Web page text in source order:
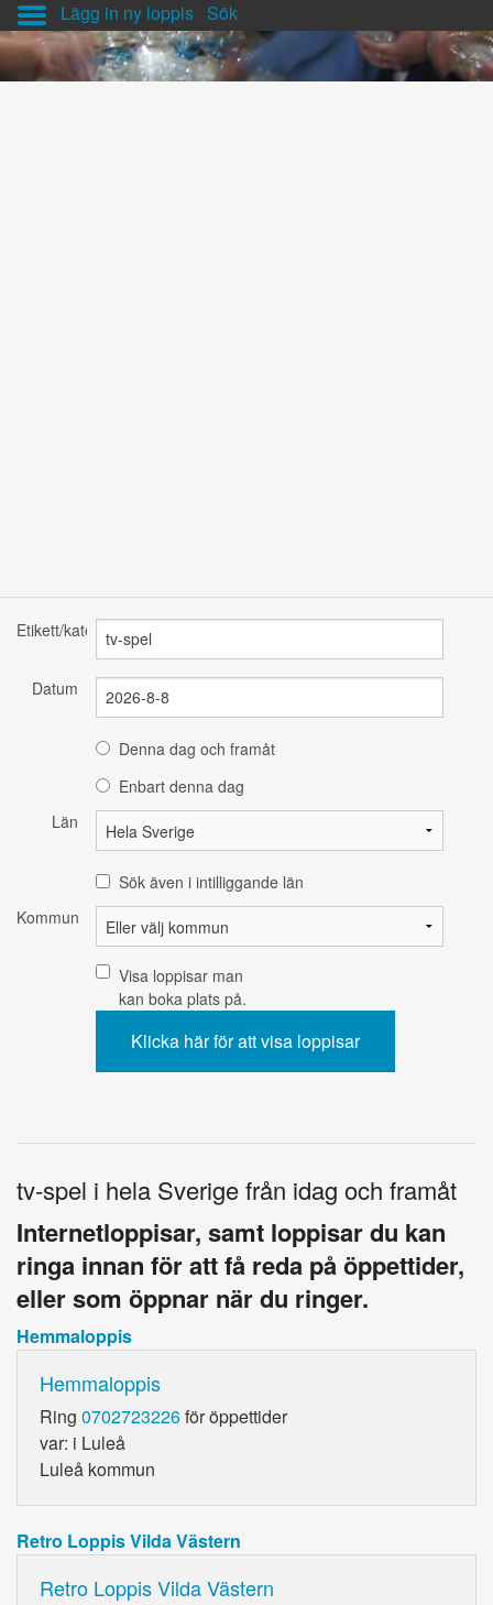
Lägg in ny loppis Sök
Etikett/kategori
Datum
Denna dag och framåt
Enbart denna dag
Län
Sök även i intilliggande län
Kommun
Visa loppisar man
kan boka plats på.
tv-spel i hela Sverige från idag och framåt
Internetloppisar, samt loppisar du kan
ringa innan för att få reda på öppettider,
eller som öppnar när du ringer.
Hemmaloppis
Hemmaloppis
Ring 0702723226för öppettider
var: i Luleå
Luleå kommun
Retro Loppis Vilda Västern
Retro Loppis Vilda Västern